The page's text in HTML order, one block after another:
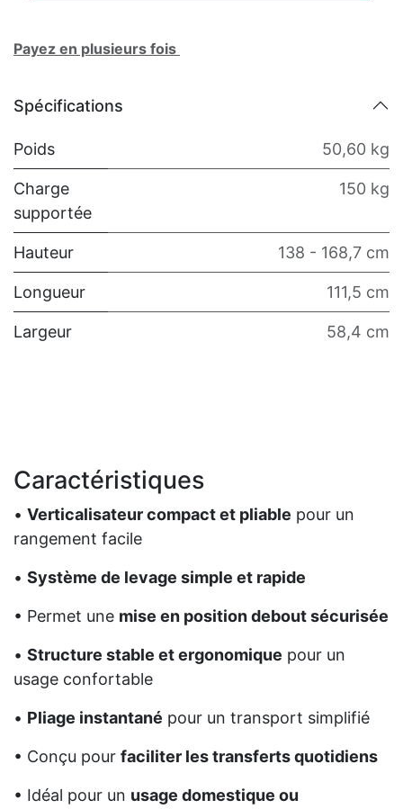
Payez en plusieurs fois
Spécifications
Poids 50,60 kg
Charge
supportée
150 kg
Hauteur 138 - 168,7 cm
Longueur 111,5 cm
Largeur 58,4 cm
Caractéristiques
• Verticalisateur compact et pliable pour un
rangement facile
• Système de levage simple et rapide
• Permet une mise en position debout sécurisée
• Structure stable et ergonomique pour un
usage confortable
• Pliage instantané pour un transport simplifié
• Conçu pour faciliter les transferts quotidiens
• Idéal pour un usage domestique ou